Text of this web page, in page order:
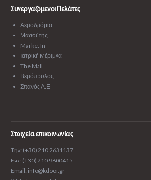
Συνεργαζόμενοι Πελάτες
Αεροδρόμια
Μασούτης
Market In
Ιατρική Μέριμνα
The Mall
Βερόπουλος
Σπανός Α.Ε
Στοιχεία επικοινωνίας
Tηλ: (+30) 210 2631137
Fax: (+30) 210 9600415
Email: info@kdoor.gr